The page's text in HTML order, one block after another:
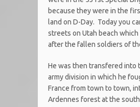
because they were in the
land on D-Day. Today you
streets on Utah beach which
after the fallen soldiers of
He was then transfered into
army division in which he
France from town to town,
Ardennes forest at the